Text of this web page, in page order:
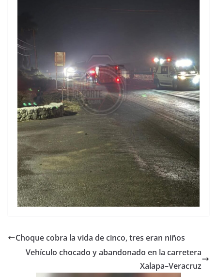
Choque cobra la vida de cinco, tres eran niños
Vehículo chocado y abandonado en la carretera
Xalapa–Veracruz